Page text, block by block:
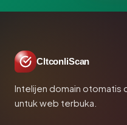
CltconliScan
Intelijen domain otomatis
untuk web terbuka.